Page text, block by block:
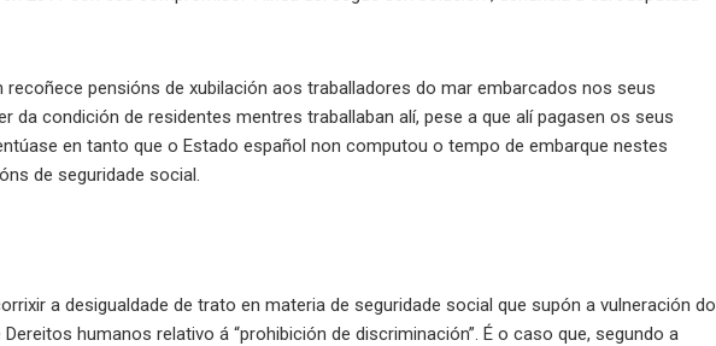
recoñece pensións de xubilación aos traballadores do mar embarcados nos seus
da condición de residentes mentres traballaban alí, pese a que alí pagasen os seus
en tanto que o Estado español non computou o tempo de embarque nestes
de seguridade social.
a desigualdade de trato en materia de seguridade social que supón a vulneración do
humanos relativo á “prohibición de discriminación”. É o caso que, segundo a